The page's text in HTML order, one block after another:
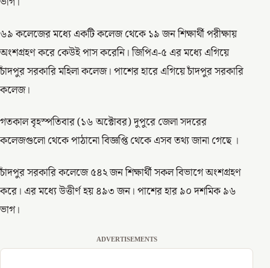
৬৯ কলেজের মধ্যে একটি কলেজ থেকে ১৯ জন শিক্ষার্থী পরীক্ষায়
অংশগ্রহণ করে কেউই পাস করেনি। জিপিএ-৫ এর মধ্যে এগিয়ে
চাঁদপুর সরকারি মহিলা কলেজ। পাশের হারে এগিয়ে চাঁদপুর সরকারি
কলেজ।
গতকাল বৃহস্পতিবার (১৬ অক্টোবর) দুপুরে জেলা সদরের
কলেজগুলো থেকে পাঠানো বিজ্ঞপ্তি থেকে এসব তথ্য জানা গেছে ‌।
চাঁদপুর সরকারি কলেজে ৫৪২ জন শিক্ষার্থী সকল বিভাগে অংশগ্রহণ
করে। এর মধ্যে উত্তীর্ণ হয় ৪৯৩ জন। পাশের হার ৯০ দশমিক ৯৬
ভাগ।
ADVERTISEMENTS